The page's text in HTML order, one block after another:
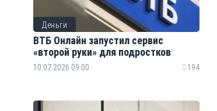
Деньги
ВТБ Онлайн запустил сервис
«второй руки» для подростков
10.07.2026 09:00 194